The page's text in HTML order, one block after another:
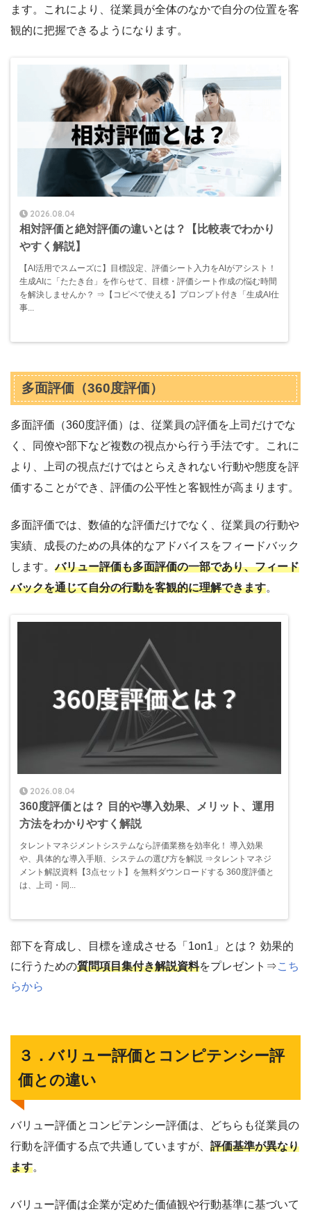
ます。これにより、従業員が全体のなかで自分の位置を客
観的に把握できるようになります。
2026.08.04
相対評価と絶対評価の違いとは？【比較表でわかり
やすく解説】
【AI活用でスムーズに】目標設定、評価シート入力をAIがアシスト！
生成AIに「たたき台」を作らせて、目標・評価シート作成の悩む時間
を解決しませんか？ ⇒【コピペで使える】プロンプト付き「生成AI仕
事...
多面評価（360度評価）
多面評価（360度評価）は、従業員の評価を上司だけでな
く、同僚や部下など複数の視点から行う手法です。これに
より、上司の視点だけではとらえきれない行動や態度を評
価することができ、評価の公平性と客観性が高まります。
多面評価では、数値的な評価だけでなく、従業員の行動や
実績、成長のための具体的なアドバイスをフィードバック
します。バリュー評価も多面評価の一部であり、フィード
バックを通じて自分の行動を客観的に理解できます。
2026.08.04
360度評価とは？ 目的や導入効果、メリット、運用
方法をわかりやすく解説
タレントマネジメントシステムなら評価業務を効率化！ 導入効果
や、具体的な導入手順、システムの選び方を解説 ⇒タレントマネジ
メント解説資料【3点セット】を無料ダウンロードする 360度評価と
は、上司・同...
部下を育成し、目標を達成させる「1on1」とは？ 効果的
に行うための質問項目集付き解説資料をプレゼント⇒こち
らから
３．バリュー評価とコンピテンシー評
価との違い
バリュー評価とコンピテンシー評価は、どちらも従業員の
行動を評価する点で共通していますが、 評価基準が異なり
ます。
バリュー評価は企業が定めた価値観や行動基準に基づいて